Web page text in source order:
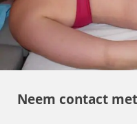
Neem contact